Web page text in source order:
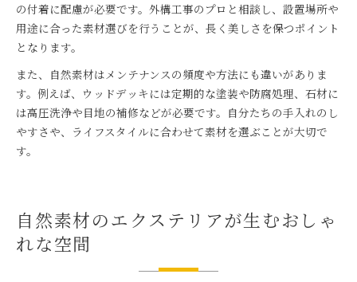
の付着に配慮が必要です。外構工事のプロと相談し、設置場所や
用途に合った素材選びを行うことが、長く美しさを保つポイント
となります。
また、自然素材はメンテナンスの頻度や方法にも違いがありま
す。例えば、ウッドデッキには定期的な塗装や防腐処理、石材に
は高圧洗浄や目地の補修などが必要です。自分たちの手入れのし
やすさや、ライフスタイルに合わせて素材を選ぶことが大切で
す。
自然素材のエクステリアが生むおしゃ
れな空間